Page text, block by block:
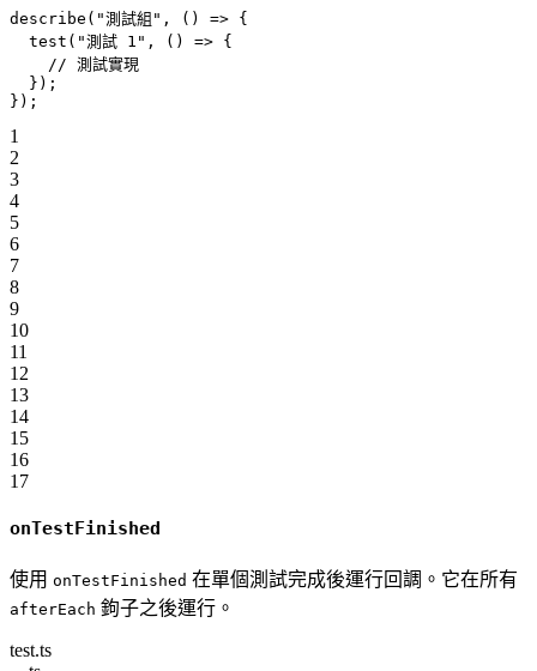
describe ( "測試組" , () => {
  test
( "測試 1" , () => {
    // 測試實現
  });
});
1
2
3
4
5
6
7
8
9
10
11
12
13
14
15
16
17
onTestFinished
使用 onTestFinished 在單個測試完成後運行回調。它在所有
afterEach 鉤子之後運行。
test.ts